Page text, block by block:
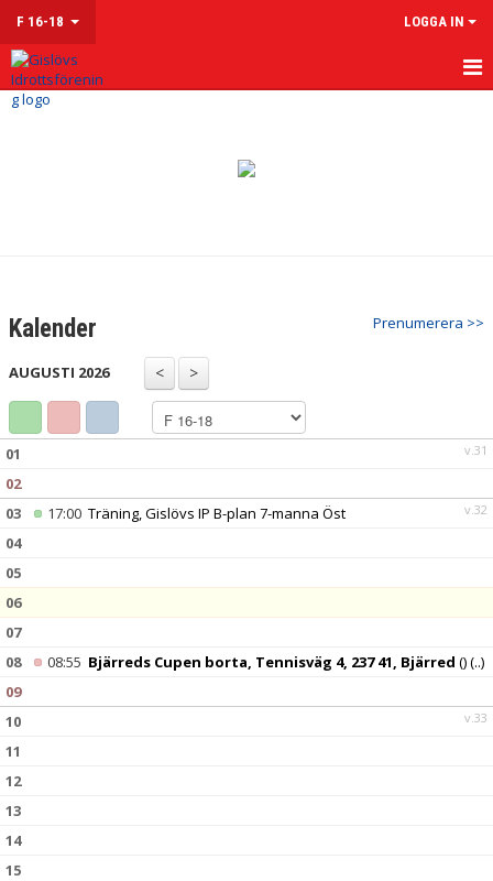
F 16-18 LOGGA IN
HEM
Prenumerera >>
Kalender
AUGUSTI 2026
v.31
01
02
v.32
03 17:00 Träning, Gislövs IP B-plan 7-manna Öst
04
05
06
07
08
08:55 Bjärreds Cupen borta, Tennisväg 4, 237 41, Bjärred ()(..)
09
v.33
10
11
12
13
14
15